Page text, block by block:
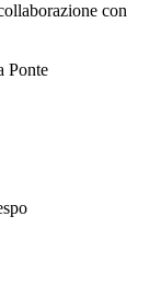
con
Ponte